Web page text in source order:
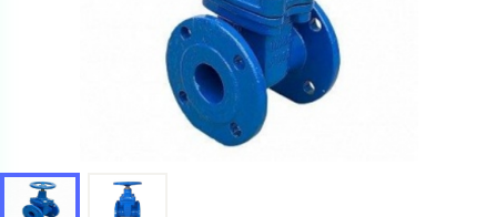
Купить как физ. лицо
Купить как юр. лицо
Имя
Запросить КП
Имя